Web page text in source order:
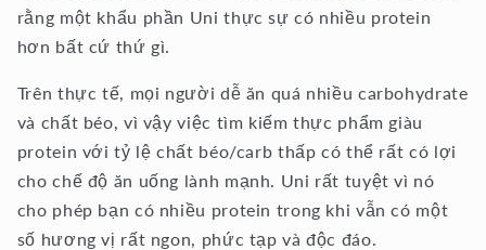
rằng một khẩu phần Uni thực sự có nhiều protein
hơn bất cứ thứ gì.
Trên thực tế, mọi người dễ ăn quá nhiều carbohydrate
và chất béo, vì vậy việc tìm kiếm thực phẩm giàu
protein với tỷ lệ chất béo/carb thấp có thể rất có lợi
cho chế độ ăn uống lành mạnh. Uni rất tuyệt vì nó
cho phép bạn có nhiều protein trong khi vẫn có một
số hương vị rất ngon, phức tạp và độc đáo.